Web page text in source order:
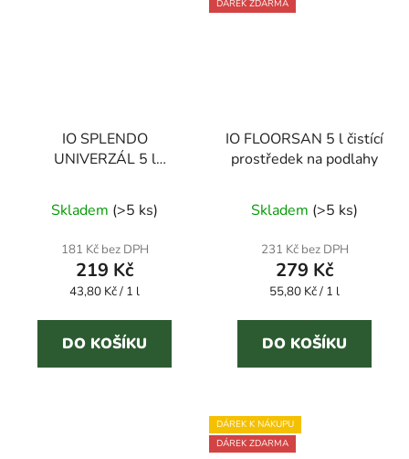
IO SPLENDO
UNIVERZÁL 5 l
na skleněné povrchy
Skladem (>5 ks)
181 Kč bez DPH
219 Kč
Měrná
43,80 Kč / 1 l
DO KOŠÍKU
DÁREK ZDARMA
IO FLOORSAN 5 l čistící
prostředek na podlahy
hodnocení
produktu
je
4,0
z
5
hvězdiček.
Skladem (>5 ks)
231 Kč bez DPH
279 Kč
Měrná
55,80 Kč / 1 l
DO KOŠÍKU
DÁREK K NÁKUPU
DÁREK ZDARMA